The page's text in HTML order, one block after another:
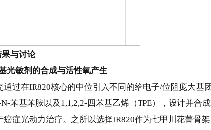
果与讨论
光敏剂的合成与活性氧产生
通过在IR820核心的中位引入不同的给电子/位阻庞大基
苯基苯胺以及1,1,2,2-四苯基乙烯（TPE），设计并合
癌症光动力治疗。之所以选择IR820作为七甲川花菁骨